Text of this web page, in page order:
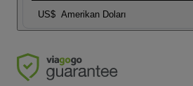
US$ Amerikan Doları